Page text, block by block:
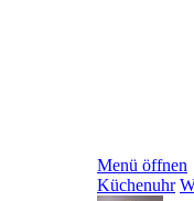
Menü öffnen
Küchenuhr